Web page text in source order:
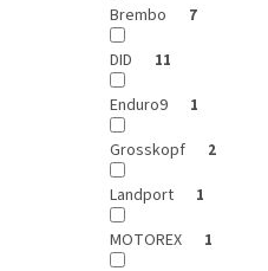
Brembo 7
DID 11
Enduro9 1
Grosskopf 2
Landport 1
MOTOREX 1